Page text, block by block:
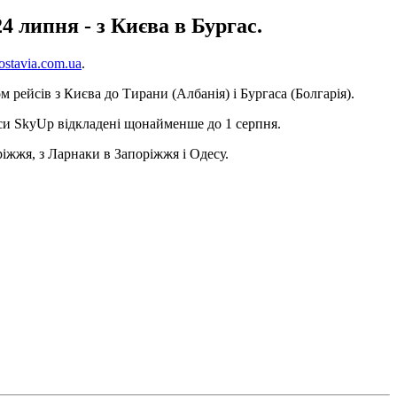
липня - з Києва в Бургас.
.
рейсів з Києва до Тирани (Албанія) і Бургаса (Болгарія).
SkyUp відкладені щонайменше до 1 серпня.
з Ларнаки в Запоріжжя і Одесу.